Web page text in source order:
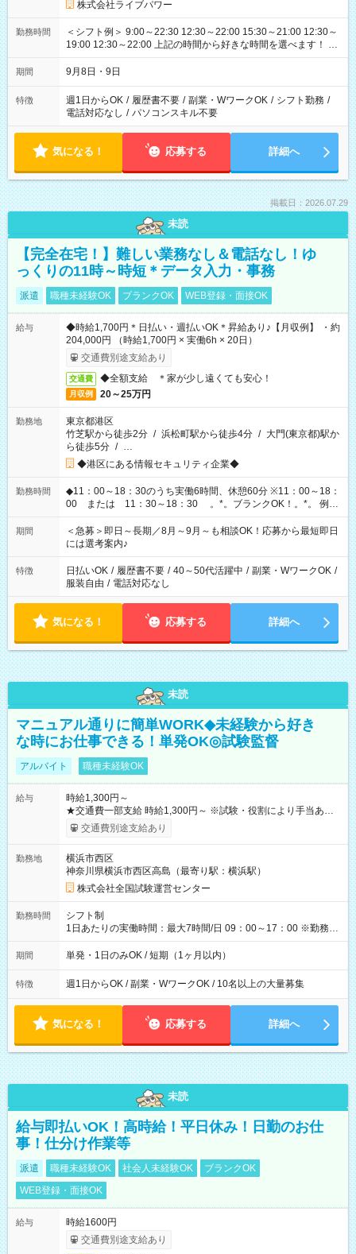
株式会社ライブパワー
勤務時間
＜シフト例＞ 9:00～22:30 12:30～22:00 15:30～21:00 12:30～
19:00 12:30～22:00 上記の時間から好きな時間を選べます！ ※
時間は変更となる可能性があります
期間 9月8日・9日
特徴 週1日からOK / 履歴書不要 / 副業・WワークOK / シフト勤務 /
電話対応なし / パソコンスキル不要
気になる！ 応募する 詳細へ
掲載日：2026.07.29
未読
【完全在宅！】難しい業務なし＆電話なし！ゆ
っくりの11時～時短＊データ入力・事務
派遣 職種未経験OK ブランクOK WEB登録・面接OK
給与
◆時給1,700円＊日払い・週払いOK＊昇給あり♪【月収例】 ・約
204,000円 （時給1,700円 × 実働6h × 20日）
交通費別途支給あり
交通費 ◆全額支給 ＊家が少し遠くても安心！
月収例 20～25万円
勤務地
東京都港区
竹芝駅から徒歩2分 / 浜松町駅から徒歩4分 / 大門(東京都)駅か
ら徒歩5分 / …
◆港区にある情報セキュリティ企業◆
勤務時間
◆11：00～18：30のうち実働6時間、休憩60分 ※11：00～18：
00 または 11：30～18：30 。*。ブランクOK！。*。 例え
ば前職が、 在宅/財団法人/事務/コールセンター/受付/販売/カフェ
スタッフ スイーツ販売/ホテルフロント/化粧品販売/など 様々な
業界から入社して活躍されています♪
期間
＜急募＞即日～長期／8月～9月～も相談OK！応募から最短即日
には選考案内♪
特徴 日払いOK / 履歴書不要 / 40～50代活躍中 / 副業・WワークOK /
服装自由 / 電話対応なし
気になる！ 応募する 詳細へ
未読
マニュアル通りに簡単WORK◆未経験から好き
な時にお仕事できる！単発OK◎試験監督
アルバイト 職種未経験OK
給与
時給1,300円～
★交通費一部支給 時給1,300円～ ※試験・役割により手当あり
※勤務回数により昇給あり 【即給（前払い）オプションあ
り！】 希望される場合、勤務から1週間ほどで給与の一部を受け
例】 ・河合塾模擬試験 8:30～17:30（休憩1時間） 時給1,300円
×8時間＝日収10,400円＋交通費 ※当日の役割により時給＋100
円の場合あり ・国家試験 7:00～13:30（休憩なし） 時給1,300
円（役割手当＋100円）×6時間＝日収8,400円＋交通費 【試用期
間】試用期間なし
交通費別途支給あり
勤務地
横浜市西区
神奈川県横浜市西区高島（最寄り駅：横浜駅）
株式会社全国試験運営センター
勤務時間
シフト制
1日あたりの実働時間：最大7時間/日 09：00～17：00 ※勤務時
間は 試験により異なります。
期間 単発・1日のみOK / 短期（1ヶ月以内）
特徴 週1日からOK / 副業・WワークOK / 10名以上の大量募集
気になる！ 応募する 詳細へ
未読
給与即払いOK！高時給！平日休み！日勤のお仕
事！仕分け作業等
派遣 職種未経験OK 社会人未経験OK
ブランクOK
WEB登録・面接OK
給与
時給1600円
交通費別途支給あり